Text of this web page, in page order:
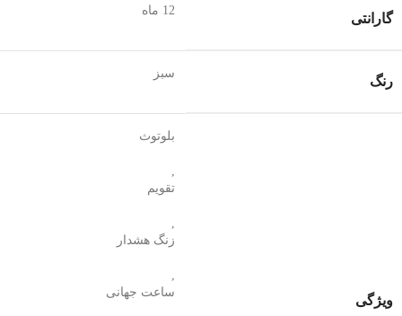
گارانتی
12 ماه
رنگ
سبز
ویژگی
بلوتوث
تقویم
زنگ هشدار
ساعت جهانی